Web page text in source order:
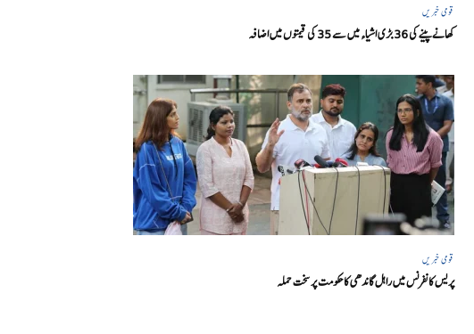
قومی خبریں
کھانے پینے کی 36 بڑی اشیاء میں سے 35 کی قیمتوں میں اضافہ
قومی خبریں
پریس کانفرنس میں راہل گاندھی کا حکومت پر سخت حملہ